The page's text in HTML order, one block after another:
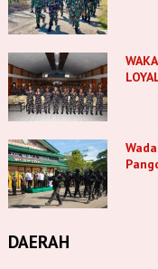
DAERAH